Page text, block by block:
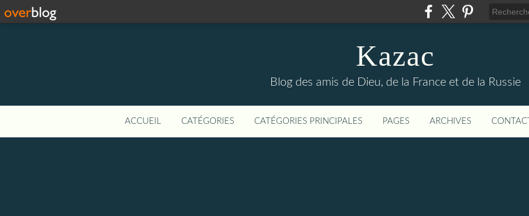
Kazac
Blog des amis de Dieu, de la France et de la Russie
ACCUEIL CATÉGORIES CATÉGORIES PRINCIPALES PAGES ARCHIVES CONTACT